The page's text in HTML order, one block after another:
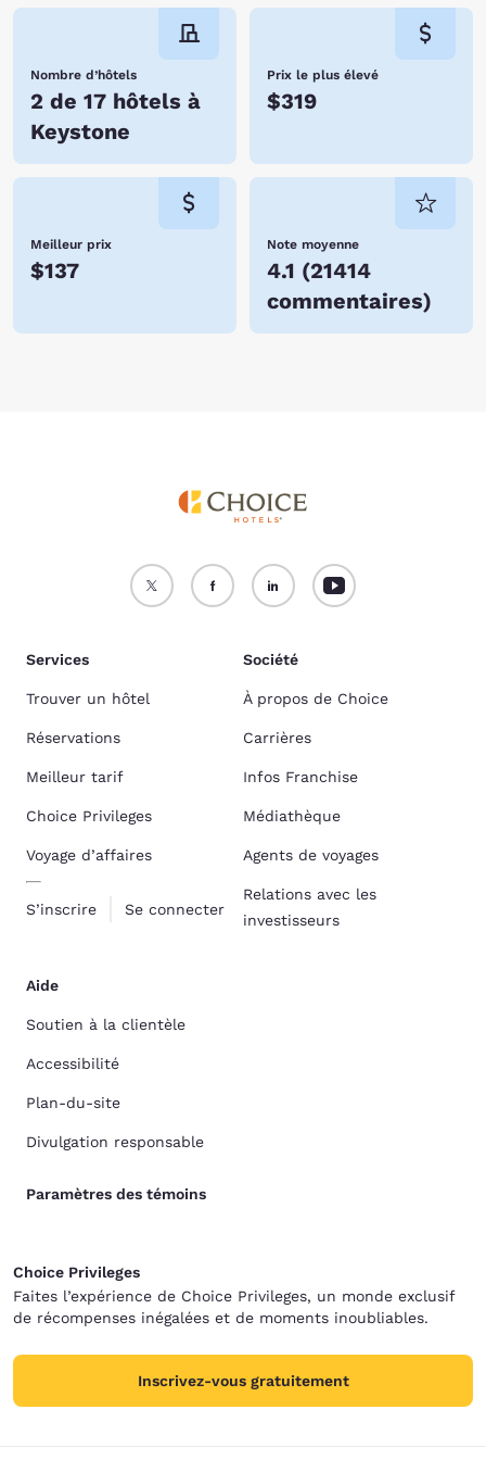
Nombre d’hôtels
2 de 17 hôtels à
Keystone
Prix le plus élevé
$319
Meilleur prix
$137
Note moyenne
4.1 (21414
commentaires)
Services
Trouver un hôtel
Réservations
Meilleur tarif
Choice Privileges
Voyage d’affaires
S’inscrire Se connecter
Société
À propos de Choice
Carrières
Infos Franchise
Médiathèque
Agents de voyages
Relations avec les
investisseurs
Aide
Soutien à la clientèle
Accessibilité
Plan-du-site
Divulgation responsable
Paramètres des témoins
Choice Privileges
Faites l’expérience de Choice Privileges, un monde exclusif
de récompenses inégalées et de moments inoubliables.
Inscrivez-vous gratuitement